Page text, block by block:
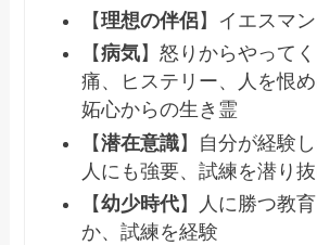
【理想の伴侶】イエスマ
【病気】怒りからやって
痛、ヒステリー、人を恨
妬心からの生き霊
【潜在意識】自分が経験
人にも強要、試練を潜り
【幼少時代】人に勝つ教
か、試練を経験